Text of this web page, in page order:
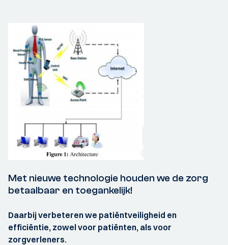
Met nieuwe technologie houden we de zorg
betaalbaar en toegankelijk!
Daarbij verbeteren we patiëntveiligheid en
efficiëntie, zowel voor patiënten, als voor
zorgverleners.